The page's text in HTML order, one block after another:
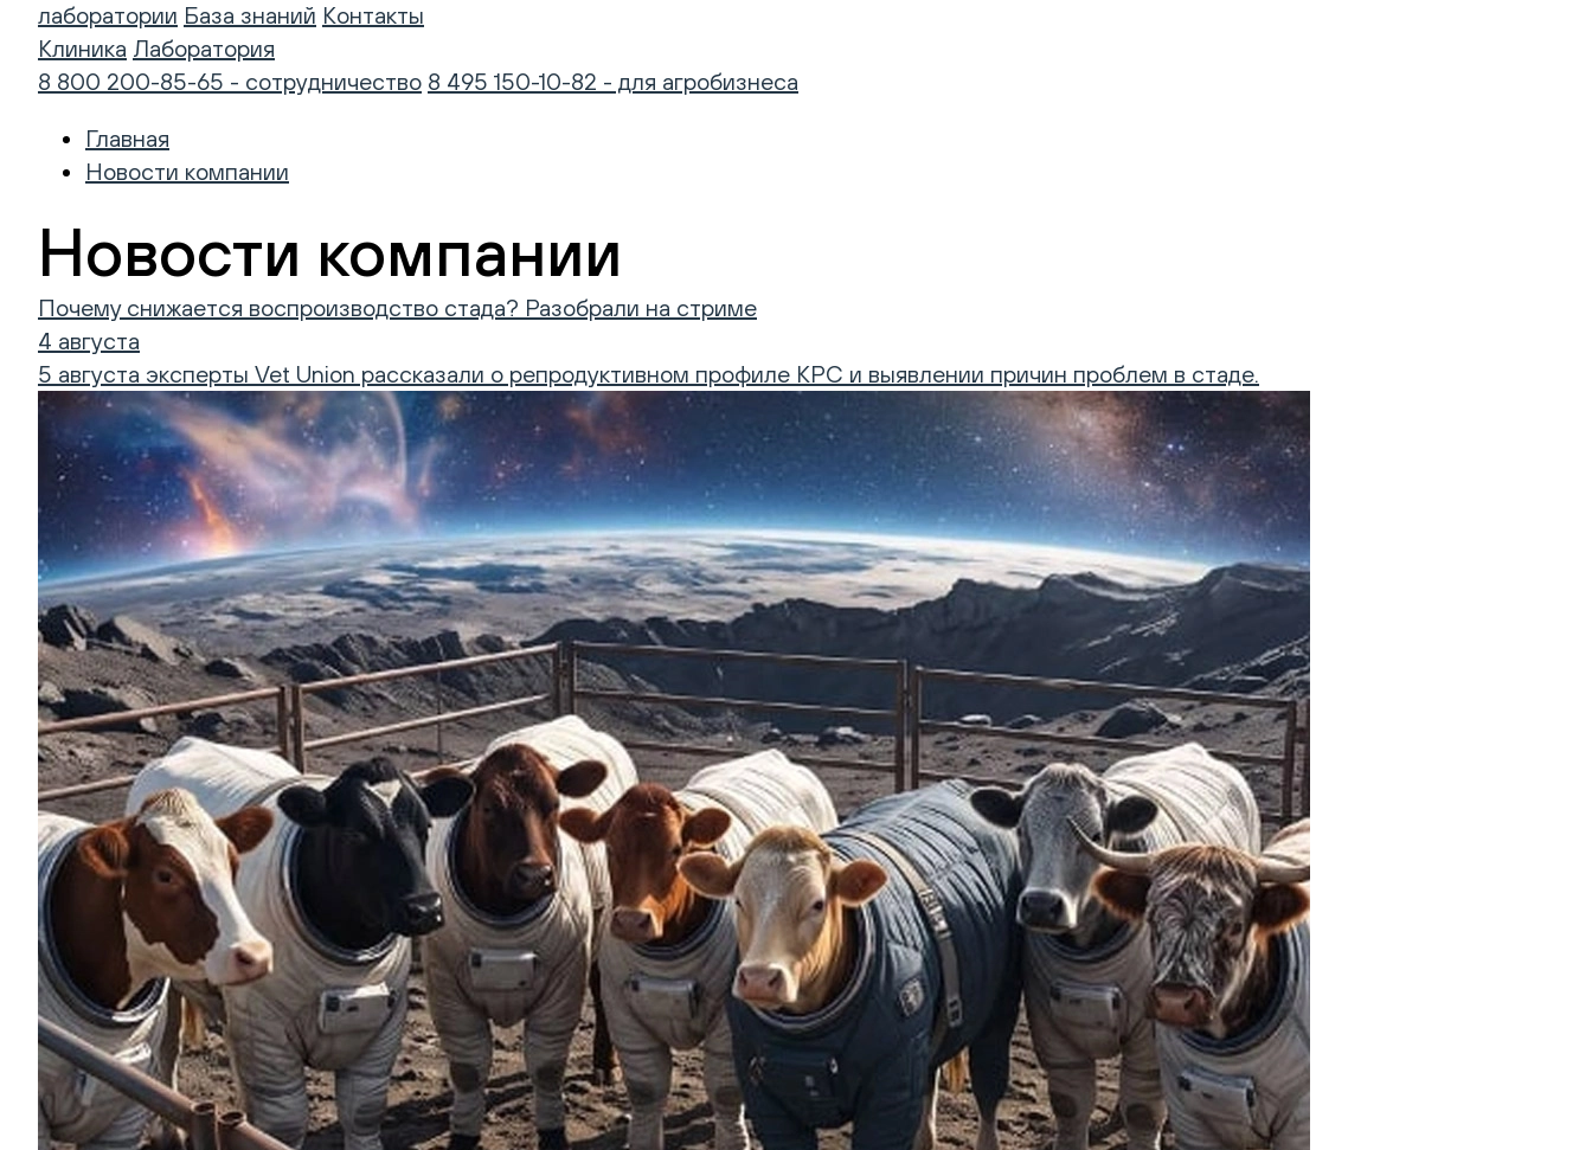
лаборатории База знаний Контакты
Клиника Лаборатория
8 800 200-85-65 - сотрудничество 8 495 150-10-82 - для агробизнеса
Главная
Новости компании
Новости компании
Почему снижается воспроизводство стада? Разобрали на стриме
4 августа
5 августа эксперты Vet Union рассказали о репродуктивном профиле КРС и выявлении причин проблем в стаде.